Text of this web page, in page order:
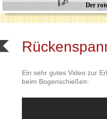
Der
Ein sehr gutes Video zur
beim Bogenschießen: